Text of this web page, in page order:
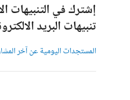
إشترك في التنبيهات
تنبيهات البريد
المستجدات اليومية عن آخر